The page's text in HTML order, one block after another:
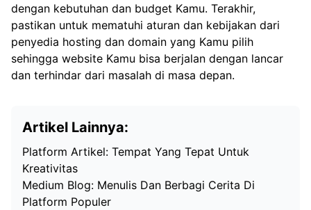
dengan kebutuhan dan budget Kamu. Terakhir,
pastikan untuk mematuhi aturan dan kebijakan dari
penyedia hosting dan domain yang Kamu pilih
sehingga website Kamu bisa berjalan dengan lancar
dan terhindar dari masalah di masa depan.
Artikel Lainnya:
Platform Artikel: Tempat Yang Tepat Untuk
Kreativitas
Medium Blog: Menulis Dan Berbagi Cerita Di
Platform Populer